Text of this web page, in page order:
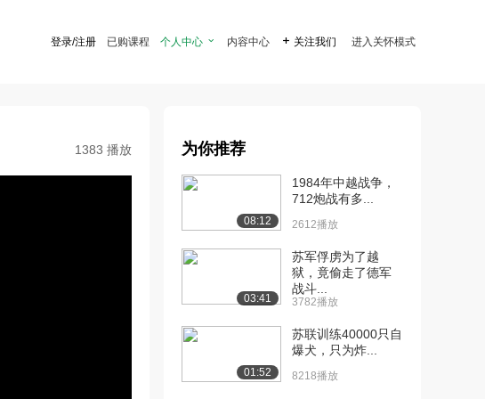
登录/注册 已购课程 个人中心  内容中心  关注我们 进入关怀模式
1383 播放 为你推荐
08:12
1984年中越战争，
712炮战有多...
2612播放
03:41
苏军俘虏为了越
狱，竟偷走了德军
战斗...
3782播放
01:52
苏联训练40000只自
爆犬，只为炸...
8218播放